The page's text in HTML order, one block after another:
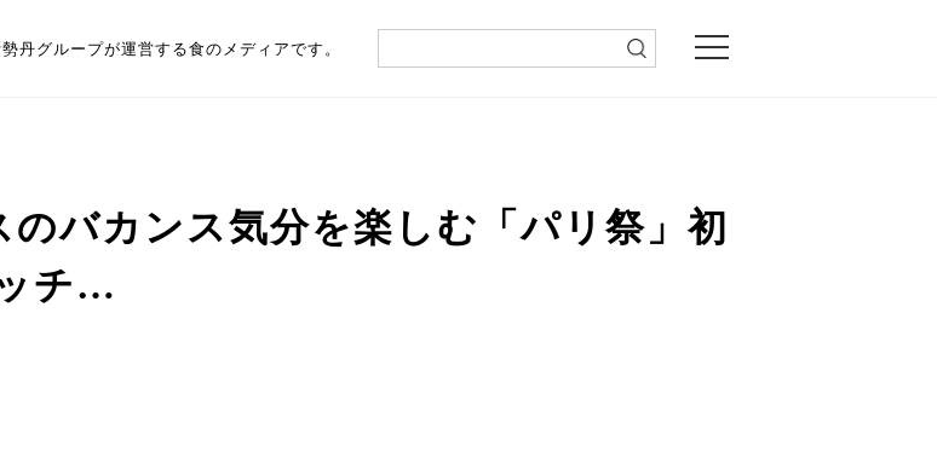
丹グループが運営する食のメディアです。
のバカンス気分を楽しむ「パリ祭」初
チ…